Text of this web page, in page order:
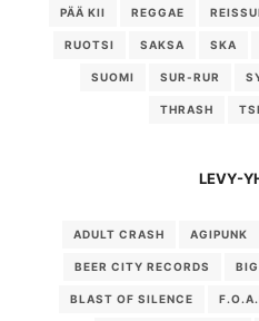
PÄÄ KII REGGAE
RUOTSI SAKSA SKA
SUOMI SUR-RUR
THRASH
LEVY-
ADULT CRASH AGIPUNK
BEER CITY RECORDS
BLAST OF SILENCE